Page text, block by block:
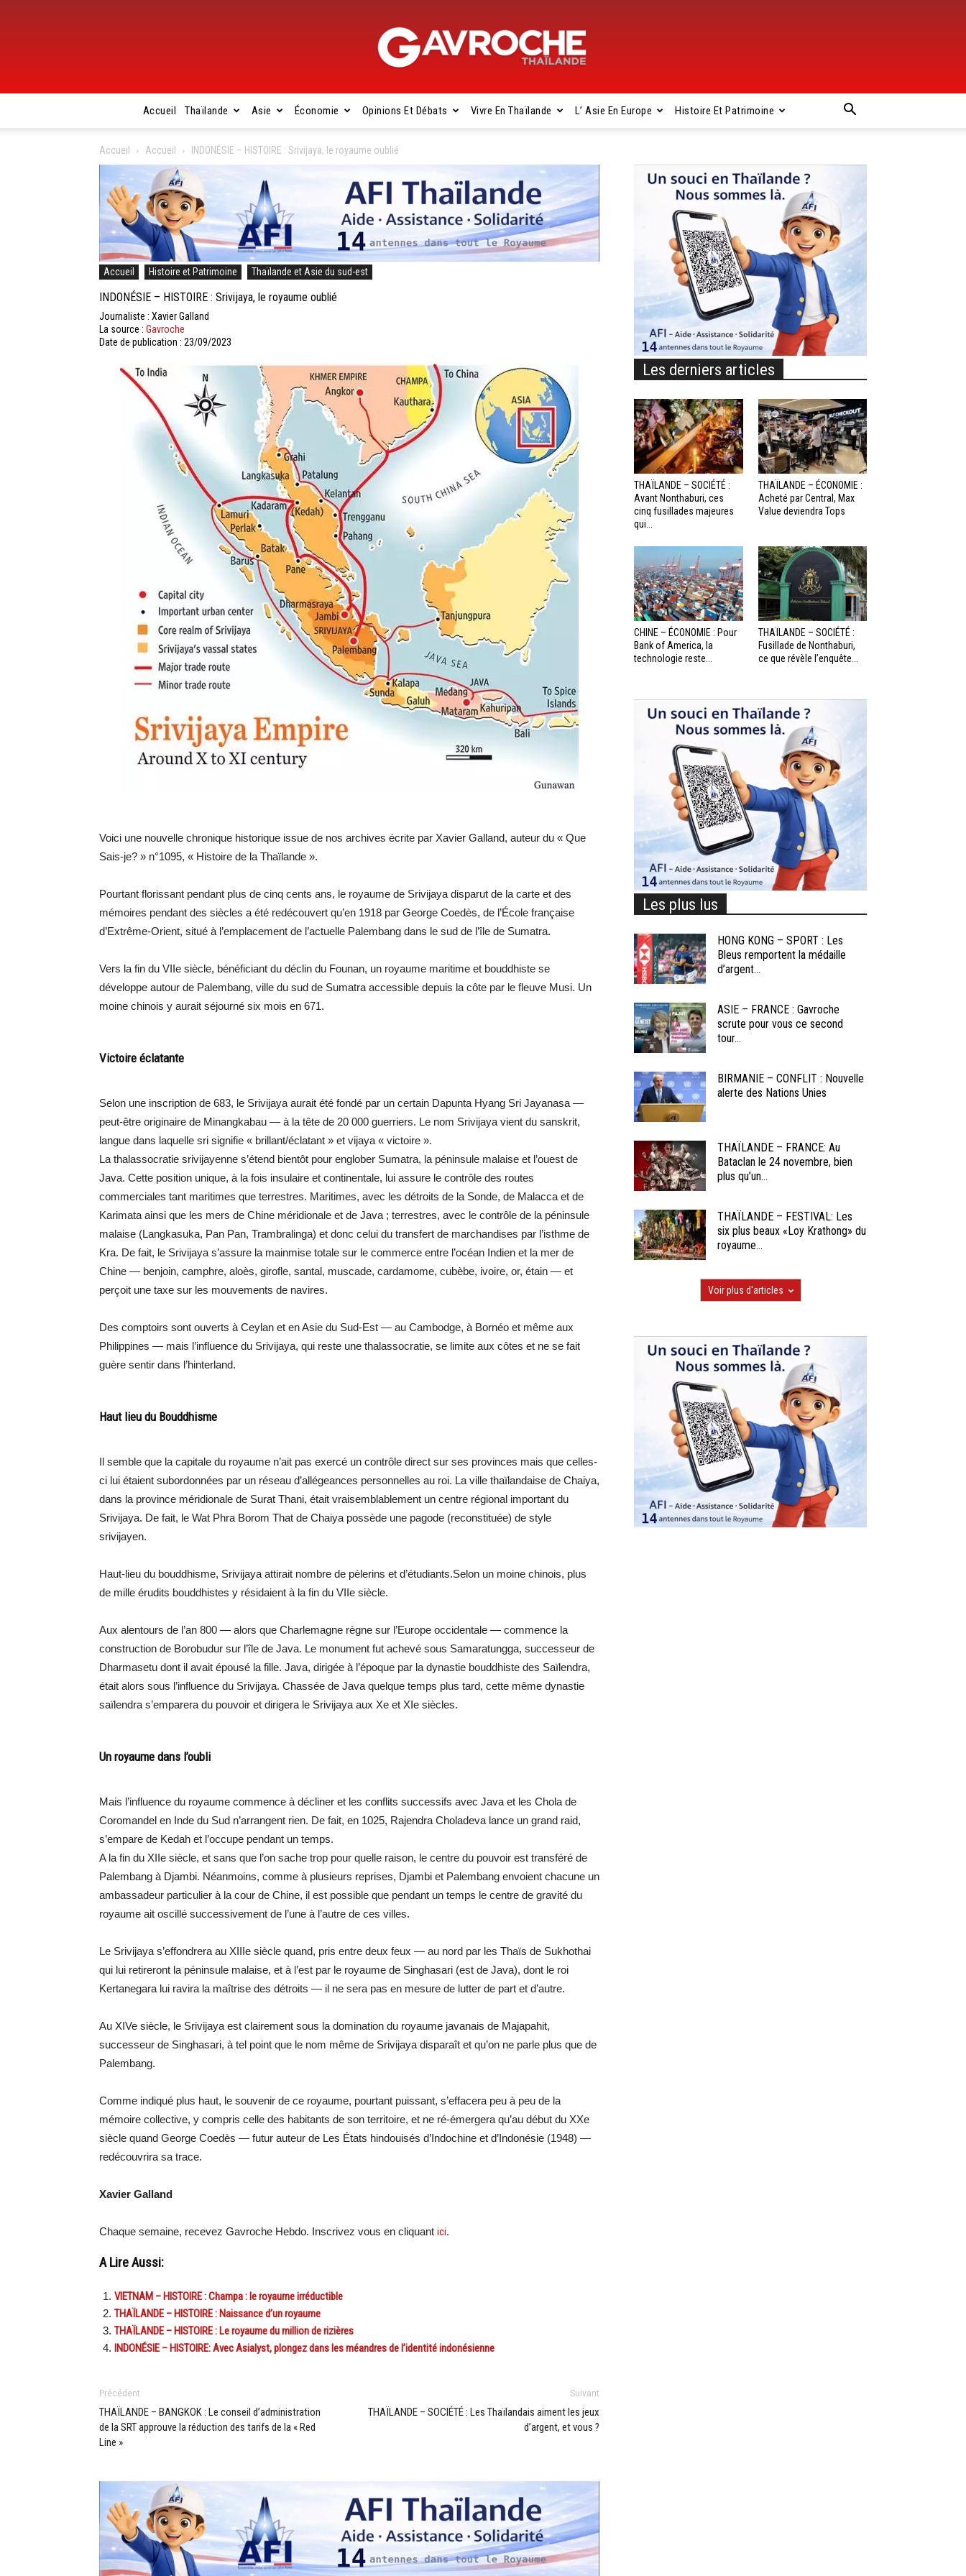
Gavroche
Thaïlande
Accueil Thaïlande Asie Économie Opinions Et Débats Vivre En Thaïlande L’ Asie En Europe Histoire Et Patrimoine
Accueil Accueil INDONÉSIE – HISTOIRE : Srivijaya, le royaume oublié
Accueil Histoire et Patrimoine Thaïlande et Asie du sud-est
INDONÉSIE – HISTOIRE : Srivijaya, le royaume oublié
Journaliste : Xavier Galland
La source : Gavroche
Date de publication : 23/09/2023
Voici une nouvelle chronique historique issue de nos archives écrite par Xavier Galland, auteur du « Que
Sais-je? » n°1095, « Histoire de la Thaïlande ».
Pourtant florissant pendant plus de cinq cents ans, le royaume de Srivijaya disparut de la carte et des
mémoires pendant des siècles a été redécouvert qu’en 1918 par George Coedès, de l’École française
d’Extrême-Orient, situé à l’emplacement de l’actuelle Palembang dans le sud de l’île de Sumatra.
Vers la fin du VIIe siècle, bénéficiant du déclin du Founan, un royaume maritime et bouddhiste se
développe autour de Palembang, ville du sud de Sumatra accessible depuis la côte par le fleuve Musi. Un
moine chinois y aurait séjourné six mois en 671.
Victoire éclatante
Selon une inscription de 683, le Srivijaya aurait été fondé par un certain Dapunta Hyang Sri Jayanasa —
peut-être originaire de Minangkabau — à la tête de 20 000 guerriers. Le nom Srivijaya vient du sanskrit,
langue dans laquelle sri signifie « brillant/éclatant » et vijaya « victoire ».
La thalassocratie srivijayenne s’étend bientôt pour englober Sumatra, la péninsule malaise et l’ouest de
Java. Cette position unique, à la fois insulaire et continentale, lui assure le contrôle des routes
commerciales tant maritimes que terrestres. Maritimes, avec les détroits de la Sonde, de Malacca et de
Karimata ainsi que les mers de Chine méridionale et de Java ; terrestres, avec le contrôle de la péninsule
malaise (Langkasuka, Pan Pan, Trambralinga) et donc celui du transfert de marchandises par l’isthme de
Kra. De fait, le Srivijaya s’assure la mainmise totale sur le commerce entre l’océan Indien et la mer de
Chine — benjoin, camphre, aloès, girofle, santal, muscade, cardamome, cubèbe, ivoire, or, étain — et
perçoit une taxe sur les mouvements de navires.
Des comptoirs sont ouverts à Ceylan et en Asie du Sud-Est — au Cambodge, à Bornéo et même aux
Philippines — mais l’influence du Srivijaya, qui reste une thalassocratie, se limite aux côtes et ne se fait
guère sentir dans l’hinterland.
Haut lieu du Bouddhisme
Il semble que la capitale du royaume n’ait pas exercé un contrôle direct sur ses provinces mais que celles-
ci lui étaient subordonnées par un réseau d’allégeances personnelles au roi. La ville thaïlandaise de Chaiya,
dans la province méridionale de Surat Thani, était vraisemblablement un centre régional important du
Srivijaya. De fait, le Wat Phra Borom That de Chaiya possède une pagode (reconstituée) de style
srivijayen.
Haut-lieu du bouddhisme, Srivijaya attirait nombre de pèlerins et d’étudiants.Selon un moine chinois, plus
de mille érudits bouddhistes y résidaient à la fin du VIIe siècle.
Aux alentours de l’an 800 — alors que Charlemagne règne sur l’Europe occidentale — commence la
construction de Borobudur sur l’île de Java. Le monument fut achevé sous Samaratungga, successeur de
Dharmasetu dont il avait épousé la fille. Java, dirigée à l’époque par la dynastie bouddhiste des Saïlendra,
était alors sous l’influence du Srivijaya. Chassée de Java quelque temps plus tard, cette même dynastie
saïlendra s’emparera du pouvoir et dirigera le Srivijaya aux Xe et XIe siècles.
Un royaume dans l’oubli
Mais l’influence du royaume commence à décliner et les conflits successifs avec Java et les Chola de
Coromandel en Inde du Sud n’arrangent rien. De fait, en 1025, Rajendra Choladeva lance un grand raid,
s’empare de Kedah et l’occupe pendant un temps.
A la fin du XIIe siècle, et sans que l’on sache trop pour quelle raison, le centre du pouvoir est transféré de
Palembang à Djambi. Néanmoins, comme à plusieurs reprises, Djambi et Palembang envoient chacune un
ambassadeur particulier à la cour de Chine, il est possible que pendant un temps le centre de gravité du
royaume ait oscillé successivement de l’une à l’autre de ces villes.
Le Srivijaya s’effondrera au XIIIe siècle quand, pris entre deux feux — au nord par les Thaïs de Sukhothai
qui lui retireront la péninsule malaise, et à l’est par le royaume de Singhasari (est de Java), dont le roi
Kertanegara lui ravira la maîtrise des détroits — il ne sera pas en mesure de lutter de part et d’autre.
Au XIVe siècle, le Srivijaya est clairement sous la domination du royaume javanais de Majapahit,
successeur de Singhasari, à tel point que le nom même de Srivijaya disparaît et qu’on ne parle plus que de
Palembang.
Comme indiqué plus haut, le souvenir de ce royaume, pourtant puissant, s’effacera peu à peu de la
mémoire collective, y compris celle des habitants de son territoire, et ne ré-émergera qu’au début du XXe
siècle quand George Coedès — futur auteur de Les États hindouisés d’Indochine et d’Indonésie (1948) —
redécouvrira sa trace.
Xavier Galland
Chaque semaine, recevez Gavroche Hebdo. Inscrivez vous en cliquant ici.
A Lire Aussi:
VIETNAM – HISTOIRE : Champa : le royaume irréductible
THAÏLANDE – HISTOIRE : Naissance d’un royaume
THAÏLANDE – HISTOIRE : Le royaume du million de rizières
INDONÉSIE – HISTOIRE: Avec Asialyst, plongez dans les méandres de l’identité indonésienne
Précédent
THAÏLANDE – BANGKOK : Le conseil d’administration
de la SRT approuve la réduction des tarifs de la « Red
Line »
Suivant
THAÏLANDE – SOCIÉTÉ : Les Thaïlandais aiment les jeux
d’argent, et vous ?
Les derniers articles
THAÏLANDE – SOCIÉTÉ :
Avant Nonthaburi, ces
cinq fusillades majeures
qui...
THAÏLANDE – ÉCONOMIE :
Acheté par Central, Max
Value deviendra Tops
CHINE – ÉCONOMIE : Pour
Bank of America, la
technologie reste...
THAÏLANDE – SOCIÉTÉ :
Fusillade de Nonthaburi,
ce que révèle l’enquête...
Les plus lus
HONG KONG – SPORT : Les
Bleus remportent la médaille
d’argent...
ASIE – FRANCE : Gavroche
scrute pour vous ce second
tour...
BIRMANIE – CONFLIT : Nouvelle
alerte des Nations Unies
THAÏLANDE – FRANCE: Au
Bataclan le 24 novembre, bien
plus qu’un...
THAÏLANDE – FESTIVAL: Les
six plus beaux «Loy Krathong» du
royaume...
Voir plus d'articles